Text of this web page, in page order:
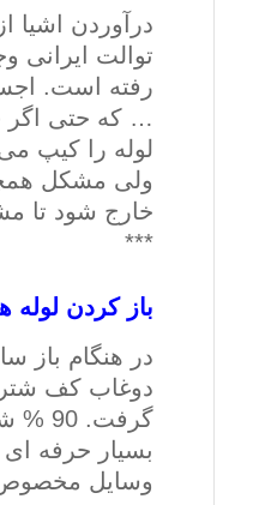
درآوردن
توالت ایرانی
رفته است.
… که حتی اگر
لوله را کیپ
ولی مشکل
خارج شود تا
***
­باز کردن
در هنگام باز
دوغاب کف شتر
گرفت. 90 % شرکت های
بسیار حرفه
وسایل مخصوص